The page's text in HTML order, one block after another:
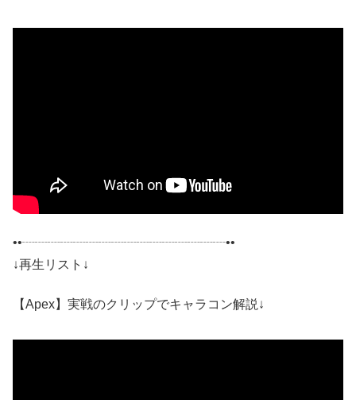
••┈┈┈┈┈┈┈┈┈┈┈┈┈┈┈┈••
↓再生リスト↓
【Apex】実戦のクリップでキャラコン解説↓